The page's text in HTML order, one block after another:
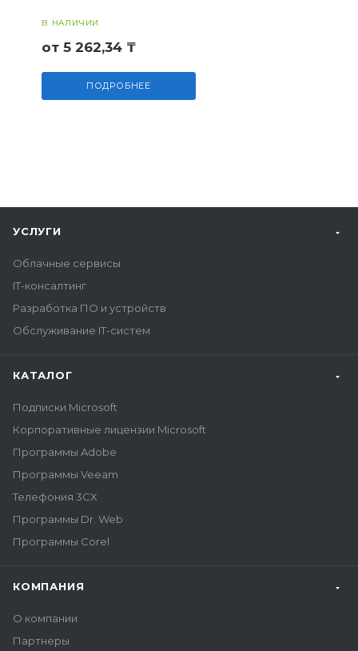
В НАЛИЧИИ
от 5 262,34 ₸
ПОДРОБНЕЕ
УСЛУГИ
Облачные сервисы
IT-консалтинг
Разработка ПО и устройств
Обслуживание IT-систем
КАТАЛОГ
Подписки Microsoft
Корпоративные лицензии Microsoft
Программы Adobe
Программы Veeam
Телефония 3CX
Программы Dr. Web
Программы Corel
КОМПАНИЯ
О компании
Партнеры